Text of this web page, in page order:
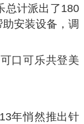
总计派出了180
安装设备，调
口可乐共登美
年悄然推出针